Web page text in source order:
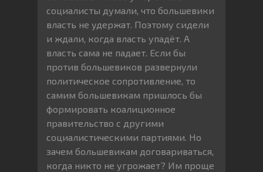
социалисты думали, что большевики
власть не удержат. Поэтому сидели
и ждали, когда власть упадёт. А
власть сама не падает. Если бы
против большевиков развернули
политическое сопротивление, то
самим большевикам пришлось бы
формировать коалиционное
правительство с другими
социалистическими партиями. Но
зачем большевикам договариваться,
когда никто не угрожает? Им проще